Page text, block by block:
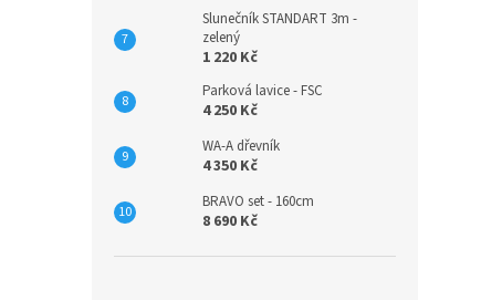
Slunečník STANDART 3m -
zelený
1 220 Kč
Parková lavice - FSC
4 250 Kč
WA-A dřevník
4 350 Kč
BRAVO set - 160cm
8 690 Kč